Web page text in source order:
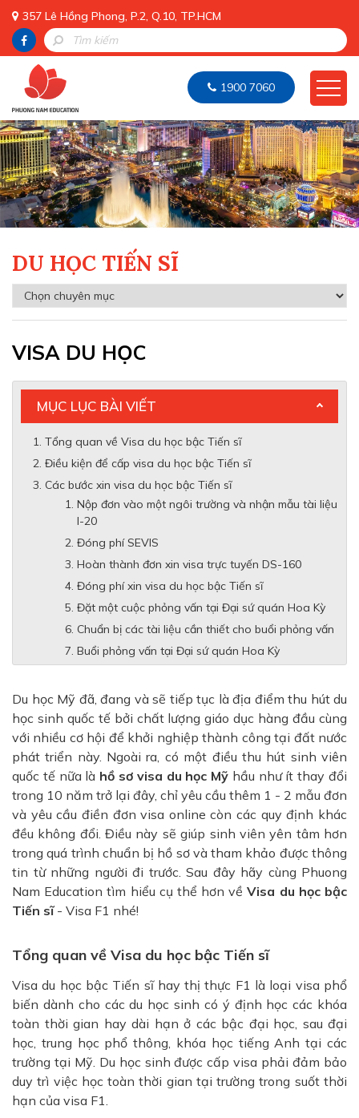
357 Lê Hồng Phong, P.2, Q.10, TP.HCM
1900 7060
DU HỌC TIẾN SĨ
VISA DU HỌC
MỤC LỤC BÀI VIẾT
Tổng quan về Visa du học bậc Tiến sĩ
Điều kiện để cấp visa du học bậc Tiến sĩ
Các bước xin visa du học bậc Tiến sĩ
Nộp đơn vào một ngôi trường và nhận mẫu tài liệu
I-20
Đóng phí SEVIS
Hoàn thành đơn xin visa trực tuyến DS-160
Đóng phí xin visa du học bậc Tiến sĩ
Đặt một cuộc phỏng vấn tại Đại sứ quán Hoa Kỳ
Chuẩn bị các tài liệu cần thiết cho buổi phỏng vấn
Buổi phỏng vấn tại Đại sứ quán Hoa Kỳ
Du học Mỹ đã, đang và sẽ tiếp tục là địa điểm thu hút du
học sinh quốc tế bởi chất lượng giáo dục hàng đầu cùng
với nhiều cơ hội để khởi nghiệp thành công tại đất nước
phát triển này. Ngoài ra, có một điều thu hút sinh viên
quốc tế nữa là hồ sơ visa du học Mỹ hầu như ít thay đổi
trong 10 năm trở lại đây, chỉ yêu cầu thêm 1 - 2 mẫu đơn
và yêu cầu điền đơn visa online còn các quy định khác
đều không đổi. Điều này sẽ giúp sinh viên yên tâm hơn
trong quá trình chuẩn bị hồ sơ và tham khảo được thông
tin từ những người đi trước. Sau đây hãy cùng Phuong
Nam Education tìm hiểu cụ thể hơn vềVisa du học bậc
Tiến sĩ- Visa F1 nhé!
Tổng quan về Visa du học bậc Tiến sĩ
Visa du học bậc Tiến sĩ hay thị thực F1 là loại visa phổ
biến dành cho các du học sinh có ý định học các khóa
toàn thời gian hay dài hạn ở các bậc đại học, sau đại
học, trung học phổ thông, khóa học tiếng Anh tại các
trường tại Mỹ. Du học sinh được cấp visa phải đảm bảo
duy trì việc học toàn thời gian tại trường trong suốt thời
hạn của visa F1.